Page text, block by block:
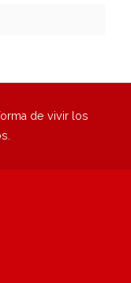
de vivir los